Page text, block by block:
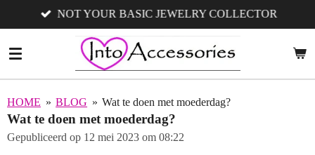
direct
naar
hoofdinhoud
NOT YOUR BASIC JEWELRY COLLECTOR
HOME » BLOG » Wat te doen met moederdag?
Wat te doen met moederdag?
Gepubliceerd op 12 mei 2023 om 08:22